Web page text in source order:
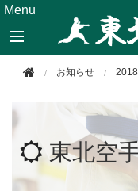
Menu
お知らせ
東北空